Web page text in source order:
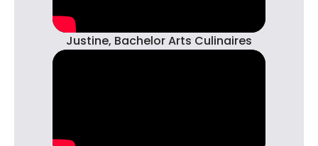
Justine, Bachelor Arts Culinaires